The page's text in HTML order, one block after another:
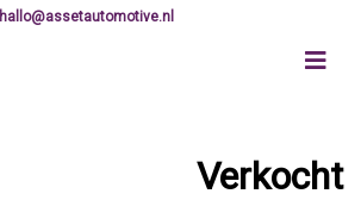
hallo@assetautomotive.nl
Verkocht